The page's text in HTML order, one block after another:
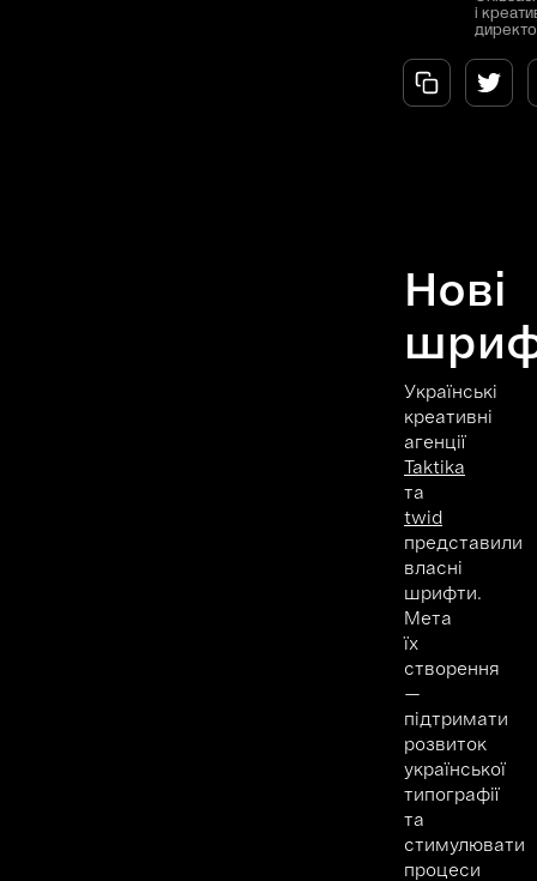
і
Нові
Українські
креативні
агенції
Taktika
та
twid
представили
власні
шрифти.
Мета
їх
створення
—
підтримати
розвиток
української
типографії
та
стимулювати
процеси